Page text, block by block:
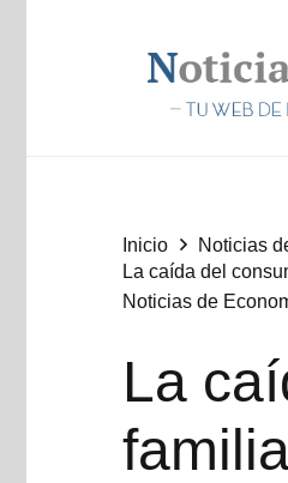
Inicio
Noticias
La caída del
Noticias de
La